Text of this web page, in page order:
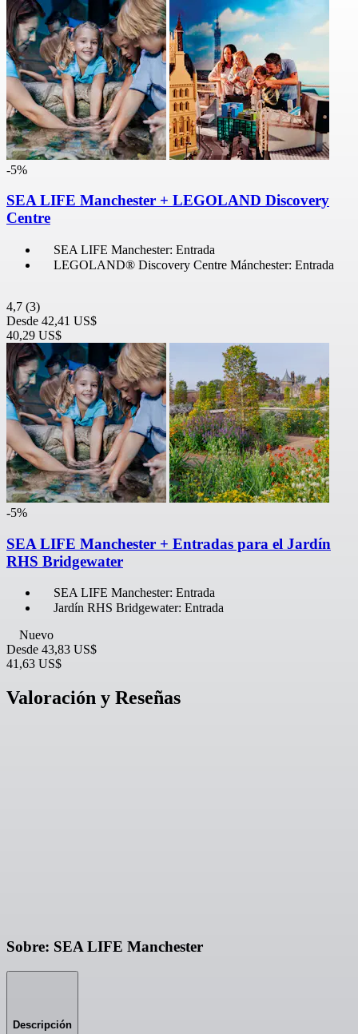
-5%
SEA LIFE Manchester + LEGOLAND Discovery
Centre
SEA LIFE Manchester: Entrada
LEGOLAND® Discovery Centre Mánchester: Entrada
4,7 (3)
Desde 42,41 US$
40,29 US$
-5%
SEA LIFE Manchester + Entradas para el Jardín
RHS Bridgewater
SEA LIFE Manchester: Entrada
Jardín RHS Bridgewater: Entrada
Nuevo
Desde 43,83 US$
41,63 US$
Valoración y Reseñas
Sobre: SEA LIFE Manchester
Descripción